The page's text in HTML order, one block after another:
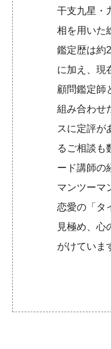
干支九星・
相を用いた
鑑定歴は約
に加え、現
顧問鑑定師
組み合わせ
スに定評が
るご相談も
ード講師の
マンツーマ
恋愛の「タ
見極め、心
がけていま